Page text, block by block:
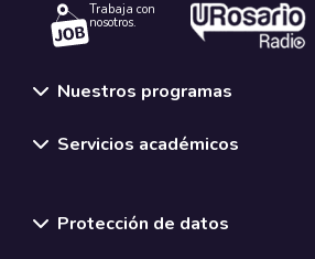
Trabaja con
nosotros.
Nuestros programas
Servicios académicos
Protección de datos